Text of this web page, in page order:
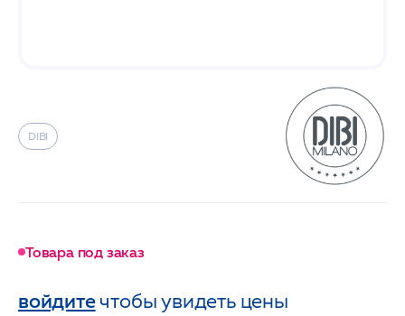
DIBI
Товара под заказ
войдитечтобы увидеть цены